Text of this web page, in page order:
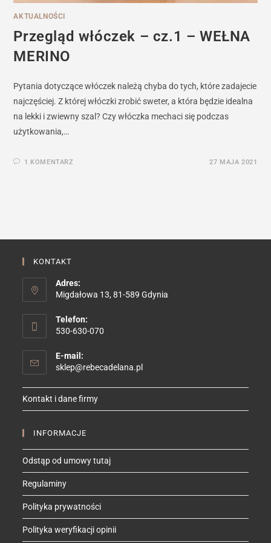
AKTUALNOŚCI
Przegląd włóczek – cz.1 – WEŁNA
MERINO
Pytania dotyczące włóczek należą chyba do tych, które zadajecie
najczęściej. Z której włóczki zrobić sweter, a która będzie idealna
na lekki i zwiewny szal? Czy włóczka mechaci się podczas
użytkowania,…
1 KOMENTARZ 27 MAJA 2021
KONTAKT
Adres:
Migdałowa 13, 81-589 Gdynia
Telefon:
530-630-070
E-mail:
sklep@rebecadelana.plOpens
your
Kontakt i dane firmy
INFORMACJE
Odstąp od umowy tutaj
Regulaminy
Polityka prywatności
Polityka weryfikacji opinii